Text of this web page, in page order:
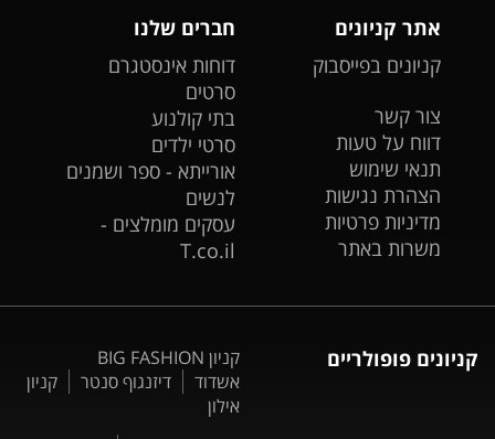
אתר קניונים
קניונים בפייסבוק
צור קשר
דווח על טעות
תנאי שימוש
הצהרת נגישות
מדיניות פרטיות
משרות באתר
חברים שלנו
דוחות אינסטגרם
סרטים
בתי קולנוע
סרטי ילדים
אורייתא - ספר ושמנים
לנשים
עסקים מומלצים -
T.co.il
קניונים פופולריים
קניון BIG FASHION
אשדוד
דיזנגוף סנטר
קניון
אילון